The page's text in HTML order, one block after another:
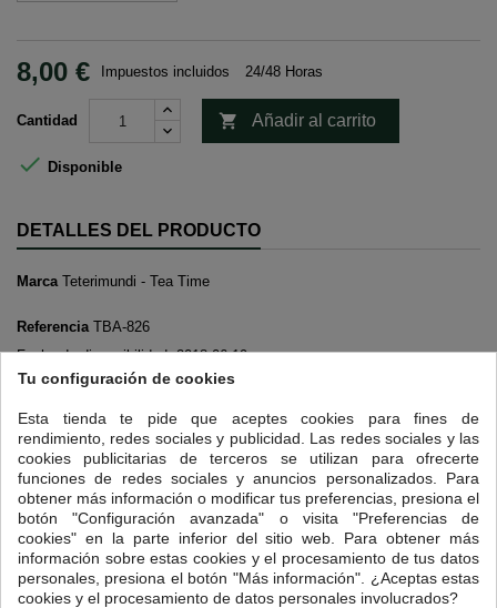
8,00 € Impuestos incluidos 24/48 Horas
Cantidad  Añadir al carrito
 Disponible
DETALLES DEL PRODUCTO
Marca Teterimundi - Tea Time
Referencia TBA-826
Fecha de disponibilidad: 2018-06-19
12 OTROS PRODUCTOS EN LA MISMA CATEGORÍA:
>
<
Tu configuración de cookies
Esta tienda te pide que aceptes cookies para fines de
rendimiento, redes sociales y publicidad. Las redes sociales y las
cookies publicitarias de terceros se utilizan para ofrecerte
funciones de redes sociales y anuncios personalizados. Para
obtener más información o modificar tus preferencias, presiona el
botón "Configuración avanzada" o visita "Preferencias de
cookies" en la parte inferior del sitio web. Para obtener más
información sobre estas cookies y el procesamiento de tus datos
personales, presiona el botón "Más información". ¿Aceptas estas
cookies y el procesamiento de datos personales involucrados?